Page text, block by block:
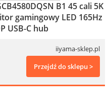
B1 45 cali 5K
gamingowy LED 165Hz
USB-C hub
iiyama-sklep.pl
Przejdź do sklepu >